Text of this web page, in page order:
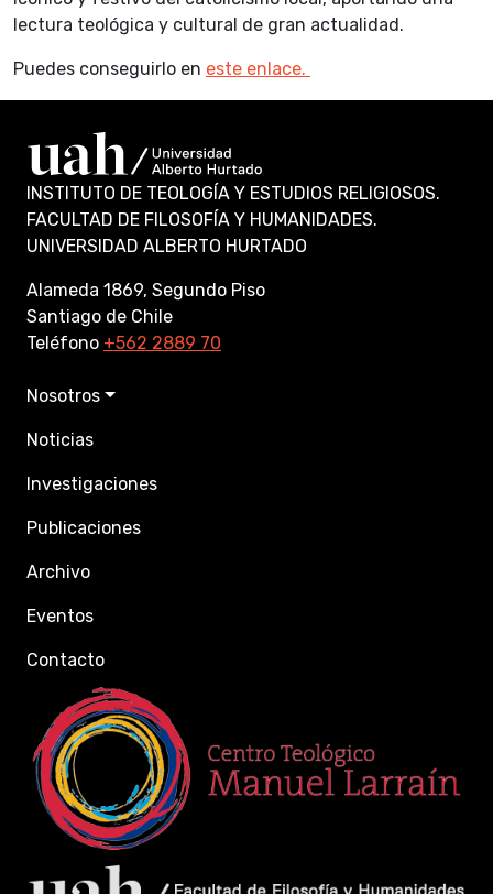
lectura teológica y cultural de gran actualidad.
Puedes conseguirlo en este enlace.
INSTITUTO DE TEOLOGÍA Y ESTUDIOS RELIGIOSOS.
FACULTAD DE FILOSOFÍA Y HUMANIDADES.
UNIVERSIDAD ALBERTO HURTADO
Alameda 1869, Segundo Piso
Santiago de Chile
Teléfono +562 2889 70
Nosotros
Noticias
Investigaciones
Publicaciones
Archivo
Eventos
Contacto